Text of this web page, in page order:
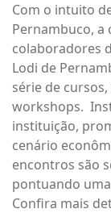
Com o intuito
Pernambuco, a
colaboradores
Lodi de
série de
workshops.
instituição,
cenário
encontros são
pontuando
Confira mais